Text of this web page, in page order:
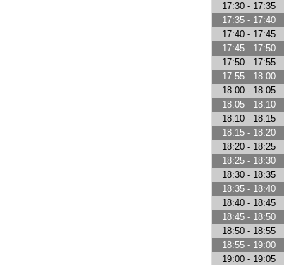
17:30 - 17:35
17:35 - 17:40
17:40 - 17:45
17:45 - 17:50
17:50 - 17:55
17:55 - 18:00
18:00 - 18:05
18:05 - 18:10
18:10 - 18:15
18:15 - 18:20
18:20 - 18:25
18:25 - 18:30
18:30 - 18:35
18:35 - 18:40
18:40 - 18:45
18:45 - 18:50
18:50 - 18:55
18:55 - 19:00
19:00 - 19:05